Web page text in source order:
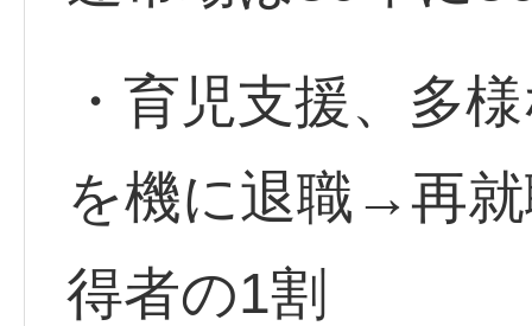
・育児支援、多
を機に退職→再
得者の1割